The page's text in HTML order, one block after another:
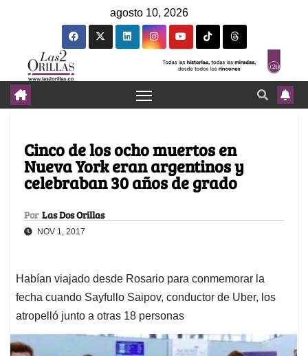
agosto 10, 2026
Cinco de los ocho muertos en
Nueva York eran argentinos y
celebraban 30 años de grado
Por Las Dos Orillas
NOV 1, 2017
Habían viajado desde Rosario para conmemorar la
fecha cuando Sayfullo Saipov, conductor de Uber, los
atropelló junto a otras 18 personas